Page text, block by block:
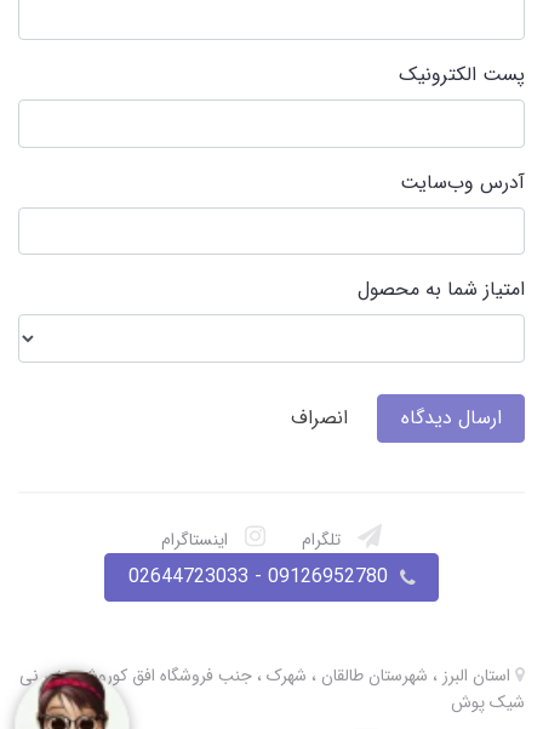
پست الکترونیک
آدرس وب‌سایت
امتیاز شما به محصول
ارسال دیدگاه انصراف
تلگرام اینستاگرام
09126952780 - 02644723033
استان البرز ، شهرستان طالقان ، شهرک ، جنب فروشگاه افق کوروش ، نی نی
شیک پوش